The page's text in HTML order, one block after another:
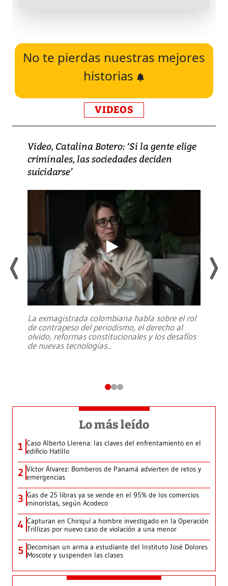
No te pierdas nuestras mejores
historias
VIDEOS
Video, Catalina Botero: ‘Si la gente elige
criminales, las sociedades deciden
suicidarse’
La exmagistrada colombiana habla sobre el rol
de contrapeso del periodismo, el derecho al
olvido, reformas constitucionales y los desafíos
de nuevas tecnologías...
Lo más leído
1 Caso Alberto Llerena: las claves del enfrentamiento en el
edificio Hatillo
2 Víctor Álvarez: Bomberos de Panamá advierten de retos y
emergencias
3 Gas de 25 libras ya se vende en el 95% de los comercios
minoristas, según Acodeco
4 Capturan en Chiriquí a hombre investigado en la Operación
Trillizas por nuevo caso de violación a una menor
5 Decomisan un arma a estudiante del Instituto José Dolores
Moscote y suspenden las clases